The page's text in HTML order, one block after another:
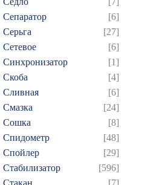
Сепаратор
[6]
Серьга
[27]
Сетевое
[6]
Синхронизатор
[1]
Скоба
[4]
Сливная
[6]
Смазка
[24]
Сошка
[8]
Спидометр
[48]
Спойлер
[29]
Стабилизатор
[596]
Стакан
[7]